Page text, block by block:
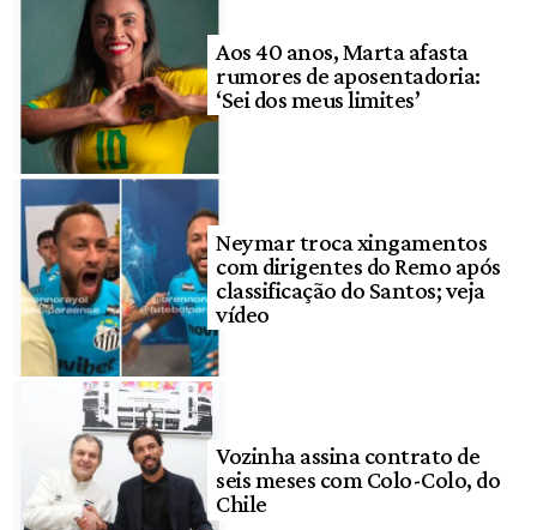
Aos 40 anos, Marta afasta
rumores de aposentadoria:
‘Sei dos meus limites’
Neymar troca xingamentos
com dirigentes do Remo após
classificação do Santos; veja
vídeo
Vozinha assina contrato de
seis meses com Colo-Colo, do
Chile